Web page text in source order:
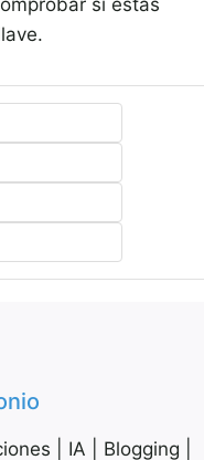
si estas
| IA | Blogging |